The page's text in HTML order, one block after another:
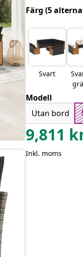
Färg(5
Svart
Modell
Utan bord
9,811
Inkl. moms